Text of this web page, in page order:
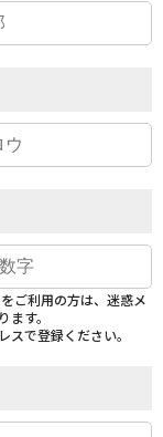
ご利用の方は、迷惑メ
す。
で登録ください。